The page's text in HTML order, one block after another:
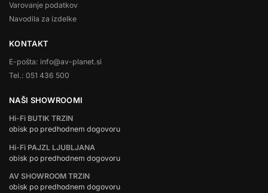
Varovanje podatkov
Navodila za izdelke
KONTAKT
E-pošta: info@av-planet.si
Tel.: 051 436 500
NAŠI SHOWROOMI
Hi-Fi BUTIK TRZIN
obisk po predhodnem dogovoru
Hi-Fi PAJZL LJUBLJANA
obisk po predhodnem dogovoru
AV SHOWROOM TRZIN
obisk po predhodnem dogovoru